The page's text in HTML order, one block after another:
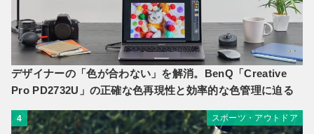
デザイナーの「色が合わない」を解消。BenQ「Creative
Pro PD2732U」の正確な色再現性と効率的な色管理に迫る
4 スポーツ・アウトドア